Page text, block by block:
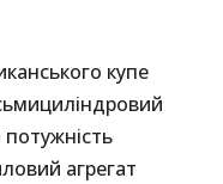
купе
агрегат